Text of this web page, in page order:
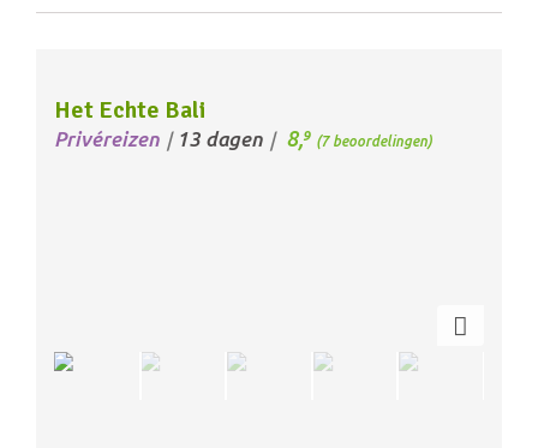
Het Echte Bali
Privéreizen / 13 dagen / 8, 9 (7 beoordelingen)